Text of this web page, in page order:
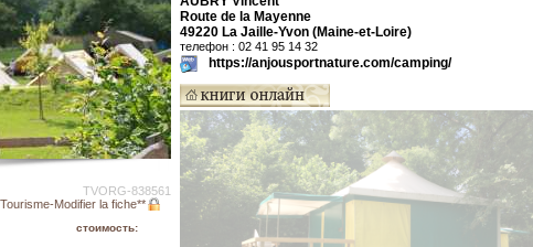
TVORG-838561
Modifier la fiche**
стоимость:
Route de la Mayenne
49220 La Jaille-Yvon (Maine-et-Loire)
телефон : 02 41 95 14 32
https://anjousportnature.com/camping/